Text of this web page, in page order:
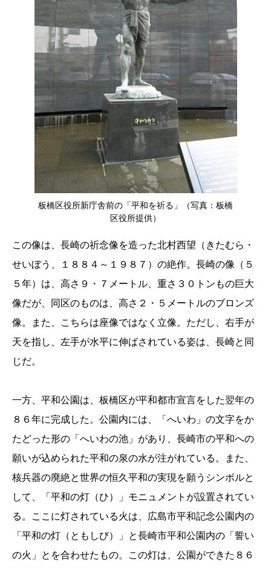
板橋区役所新庁舎前の「平和を祈る」（写真：板橋
区役所提供）
この像は、長崎の祈念像を造った北村西望（きたむら・
せいぼう、１８８４～１９８７）の絶作。長崎の像（５
５年）は、高さ９・７メートル、重さ３０トンもの巨大
像だが、同区のものは、高さ２・５メートルのブロンズ
像。また、こちらは座像ではなく立像。ただし、右手が
天を指し、左手が水平に伸ばされている姿は、長崎と同
じだ。
一方、平和公園は、板橋区が平和都市宣言をした翌年の
８６年に完成した。公園内には、「へいわ」の文字をか
たどった形の「へいわの池」があり、長崎市の平和への
願いが込められた平和の泉の水が注がれている。また、
核兵器の廃絶と世界の恒久平和の実現を願うシンボルと
して、「平和の灯（ひ）」モニュメントが設置されてい
る。ここに灯されている火は、広島市平和記念公園内の
「平和の灯（ともしび）」と長崎市平和公園内の「誓い
の火」とを合わせたもの。この灯は、公園ができた８６